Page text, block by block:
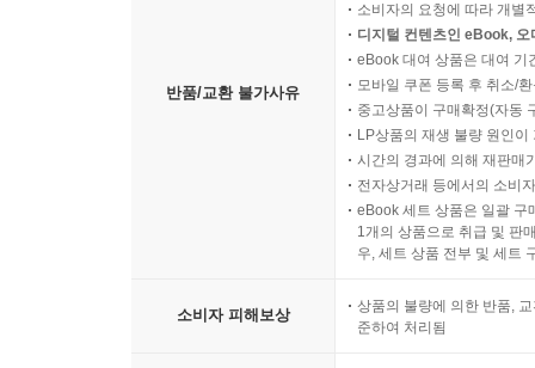
반품/교환 불가사유
소비자의 요청에 따라 개별
디지털 컨텐츠인 eBook,
eBook 대여 상품은 대여 기
모바일 쿠폰 등록 후 취소/
중고상품이 구매확정(자동
LP상품의 재생 불량 원인
시간의 경과에 의해 재판매
전자상거래 등에서의 소비
eBook 세트 상품은 일괄 구
1개의 상품으로 취급 및 판
우, 세트 상품 전부 및 세트
소비자 피해보상
상품의 불량에 의한 반품,
준하여 처리됨